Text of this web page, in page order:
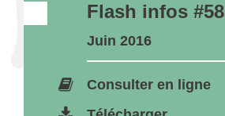
Flash infos #58
Juin 2016
Consulter en ligne